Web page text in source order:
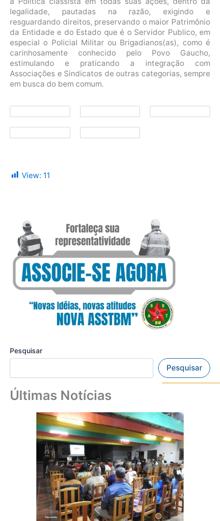
legalidade, pautadas na razão, exigindo e
resguardando direitos, preservando o maior Patrimônio
da Entidade e do Estado que é o Servidor Publico, em
especial o Policial Militar ou Brigadianos(as), como é
carinhosamente conhecido pelo Povo Gaucho,
estimulando e praticando a integração com
Associações e Sindicatos de outras categorias, sempre
em busca do bem comum.
View: 11
Pesquisar
Pesquisar
Últimas Notícias